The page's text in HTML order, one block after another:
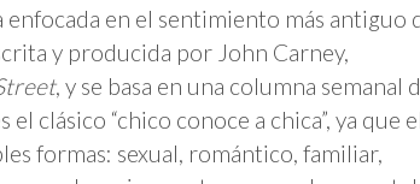
en el sentimiento más antiguo
y producida por John Carney,
, y se basa en una columna semanal
clásico “chico conoce a chica”, ya que el
formas: sexual, romántico, familiar,